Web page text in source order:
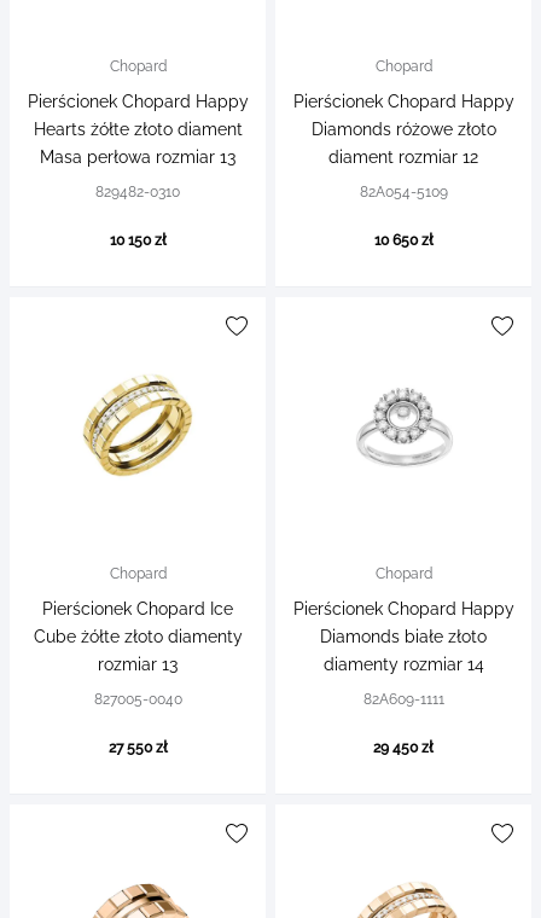
Chopard
Pierścionek Chopard Happy
Hearts żółte złoto diament
Masa perłowa rozmiar 13
829482-0310
10 150 zł
Chopard
Pierścionek Chopard Happy
Diamonds różowe złoto
diament rozmiar 12
82A054-5109
10 650 zł
Chopard
Pierścionek Chopard Ice
Cube żółte złoto diamenty
rozmiar 13
827005-0040
27 550 zł
Chopard
Pierścionek Chopard Happy
Diamonds białe złoto
diamenty rozmiar 14
82A609-1111
29 450 zł